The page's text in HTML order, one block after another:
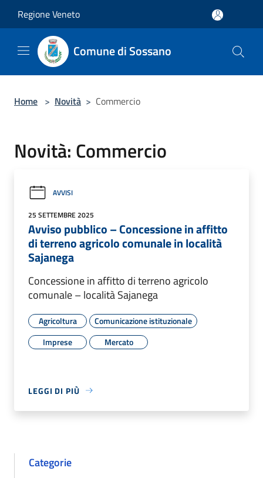
Regione Veneto
Comune di Sossano
Home > Novità > Commercio
Novità: Commercio
AVVISI
25 SETTEMBRE 2025
Avviso pubblico – Concessione in affitto
di terreno agricolo comunale in località
Sajanega
Concessione in affitto di terreno agricolo
comunale – località Sajanega
Agricoltura
Comunicazione istituzionale
Imprese
Mercato
LEGGI DI PIÙ
Categorie